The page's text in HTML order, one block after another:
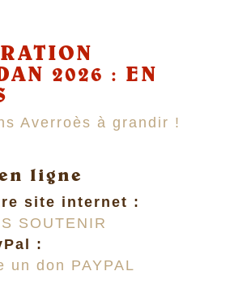
2026 : EN
Averroès à grandir !
ligne
site internet :
SOUTENIR
:
un don PAYPAL